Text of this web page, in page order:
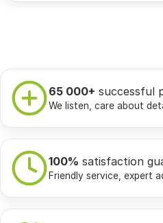
65 000+ successful
We listen, care about
100% satisfaction
Friendly service, expert